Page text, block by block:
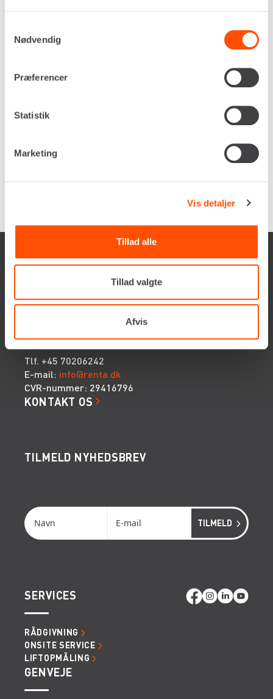
Nødvendig
Præferencer
Statistik
Marketing
Vis detaljer
Tillad alle
Tillad valgte
Afvis
Skifte
S60
60/120 cm
LEJ NU
Renta udlejer kun til erhverv. Gyldigt CVR-
DK-2650 Hvidovre
Tlf. +45 70206242
E-mail: info@renta.dk
CVR-nummer: 29416796
KONTAKT OS
TILMELD NYHEDSBREV
SERVICES
RÅDGIVNING
ONSITE SERVICE
LIFTOPMÅLING
GENVEJE